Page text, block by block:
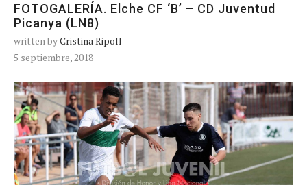
FOTOGALERÍA. Elche CF ‘B’ – CD Juventud
Picanya (LN8)
written byCristina Ripoll
5 septiembre, 2018